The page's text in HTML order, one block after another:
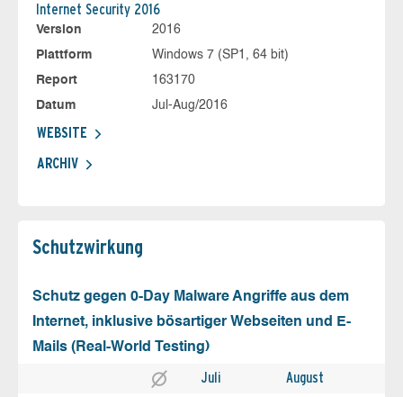
Internet Security 2016
Version
2016
Plattform
Windows 7 (SP1, 64 bit)
Report
163170
Datum
Jul-Aug/2016
WEBSITE
ARCHIV
Schutz­wirkung
Schutz gegen 0-Day Malware Angriffe aus dem
Internet, inklusive bösartiger Webseiten und E-
Mails (Real-World Testing)
Juli August